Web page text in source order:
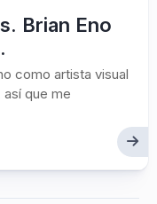
Brian Eno
como artista visual
que me